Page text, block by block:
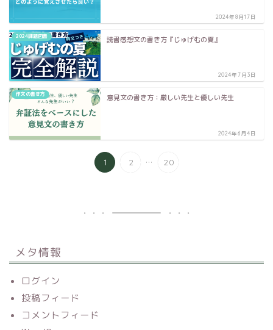
2024年8月17日
2024課題図書 読書感想文の書き方『じゅげむの夏』
2024年7月3日
作文の書き方 意見文の書き方：厳しい先生と優しい先生
2024年6月4日
1 2 ... 20
メタ情報
ログイン
投稿フィード
コメントフィード